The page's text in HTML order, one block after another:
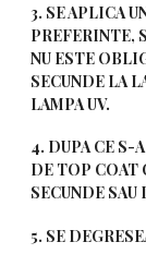
3. SE APLICA
PREFERINTE,
NU ESTE
SECUNDE LA
LAMPA UV.
4. DUPA CE S-
DE TOP COAT
SECUNDE SAU
5. SE